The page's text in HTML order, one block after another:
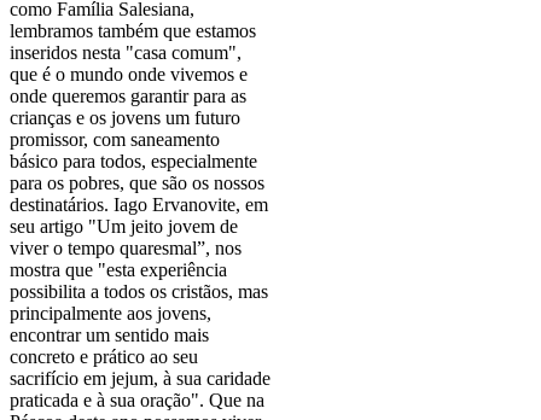
como Família Salesiana,
lembramos também que estamos
inseridos nesta "casa comum",
que é o mundo onde vivemos e
onde queremos garantir para as
crianças e os jovens um futuro
promissor, com saneamento
básico para todos, especialmente
para os pobres, que são os nossos
destinatários. Iago Ervanovite, em
seu artigo "Um jeito jovem de
viver o tempo quaresmal”, nos
mostra que "esta experiência
possibilita a todos os cristãos, mas
principalmente aos jovens,
encontrar um sentido mais
concreto e prático ao seu
sacrifício em jejum, à sua caridade
praticada e à sua oração". Que na